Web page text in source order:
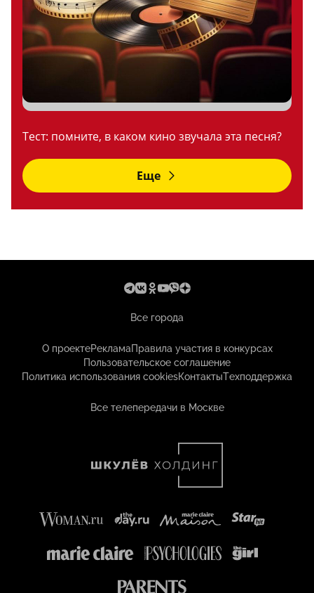
Тест: помните, в каком кино звучала эта песня?
Еще
Все города
О проектеРекламаПравила участия в конкурсах
Пользовательское соглашение
Политика использования cookiesКонтактыТехподдержка
Все телепередачи в Москве